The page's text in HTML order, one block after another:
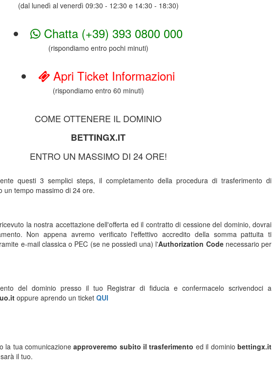
(dal lunedì al venerdì 09:30 - 12:30 e 14:30 - 18:30)
Chatta (+39) 393 0800 000
(rispondiamo entro pochi minuti)
Apri Ticket Informazioni
(rispondiamo entro 60 minuti)
COME OTTENERE IL DOMINIO
BETTINGX.IT
ENTRO UN MASSIMO DI 24 ORE!
questi 3 semplici steps, il completamento della procedura di trasferimento di
un tempo massimo di 24 ore.
la nostra accettazione dell'offerta ed il contratto di cessione del dominio, dovrai
Non appena avremo verificato l'effettivo accredito della somma pattuita ti
e-mail classica o PEC (se ne possiedi una) l'Authorization Codenecessario per
del dominio presso il tuo Registrar di fiducia e confermacelo scrivendoci a
oppure aprendo un ticket QUI
la tua comunicazioneapproveremo subito il trasferimento ed il dominiobettingx.it
il tuo.